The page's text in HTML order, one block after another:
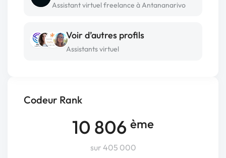
Codeur Rank
10 806 ème
sur 405 000
Assistant virtuel freelance à Antananarivo
Voir d’autres profils
Assistants virtuel